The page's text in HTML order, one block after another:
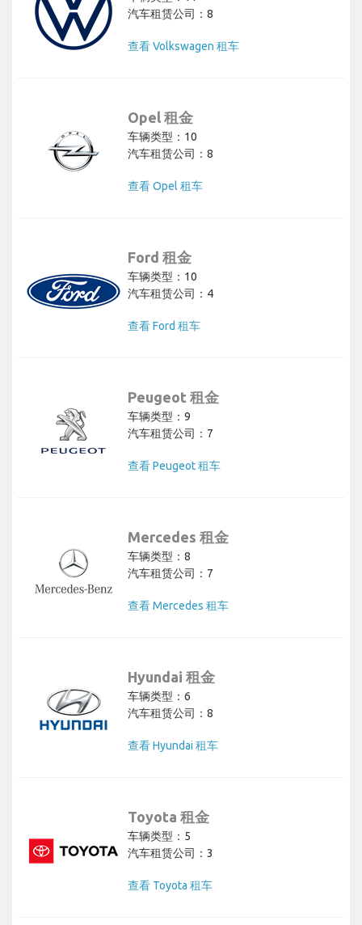
汽车租赁公司：8
查看 Volkswagen 租车
Opel 租金
车辆类型：10
汽车租赁公司：8
查看 Opel 租车
Ford 租金
车辆类型：10
汽车租赁公司：4
查看 Ford 租车
Peugeot 租金
车辆类型：9
汽车租赁公司：7
查看 Peugeot 租车
Mercedes 租金
车辆类型：8
汽车租赁公司：7
查看 Mercedes 租车
Hyundai 租金
车辆类型：6
汽车租赁公司：8
查看 Hyundai 租车
Toyota 租金
车辆类型：5
汽车租赁公司：3
查看 Toyota 租车